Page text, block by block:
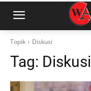
Topik Diskusi
Tag: Diskusi